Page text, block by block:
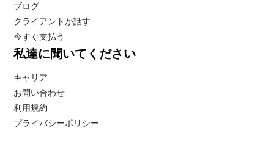
ブログ
クライアントが話す
今すぐ支払う
私達に聞いてください
キャリア
お問い合わせ
利用規約
プライバシーポリシー